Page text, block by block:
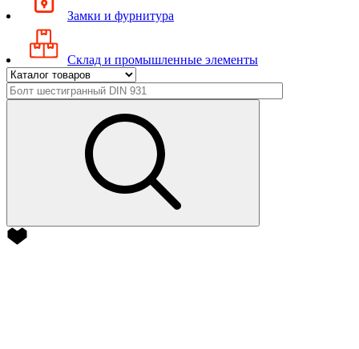
Замки и фурнитура
Склад и промышленные элементы